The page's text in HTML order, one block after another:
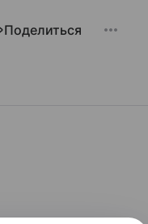
Поделиться